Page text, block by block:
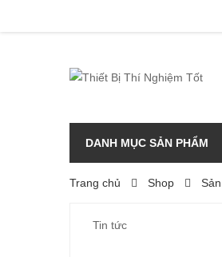
DANH MỤC SẢN PHẨM
Trang chủ Shop
Tin tức